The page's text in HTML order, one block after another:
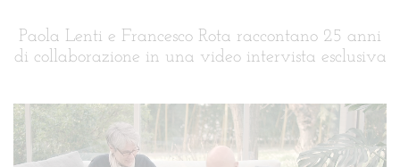
Paola Lenti e Francesco Rota raccontano 25 anni
di collaborazione in una video intervista esclusiva